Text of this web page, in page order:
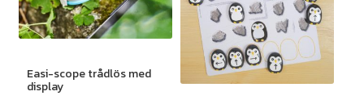
Easi-scope trådlös med
display